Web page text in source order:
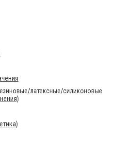
латексные/силиконовые